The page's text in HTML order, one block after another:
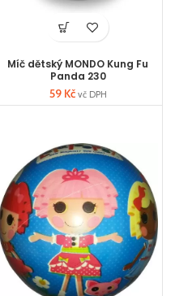
Míč dětský MONDO Kung Fu
Panda 230
59 Kč vč DPH